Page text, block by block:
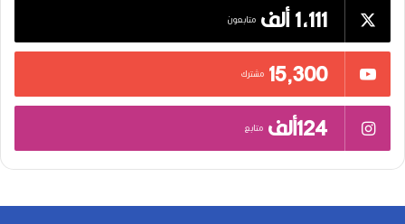
1,111 ألف متابعون
15٬300 مشترك
124ألف متابع